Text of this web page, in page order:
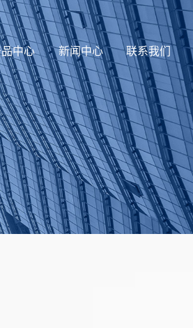
中心 新闻中心 联系我们